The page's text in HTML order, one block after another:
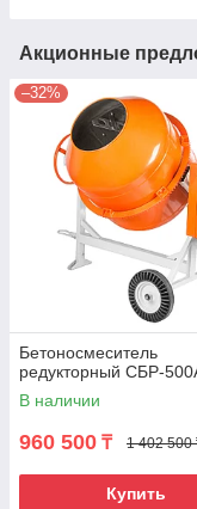
Акционные
–32%
Бетоносмеситель
редукторный СБР-
В наличии
960 500 ₸ 1 402 500
Купить